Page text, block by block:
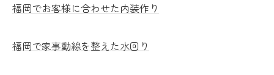
福岡でお客様に合わせた内装作り
福岡で家事動線を整えた水回り